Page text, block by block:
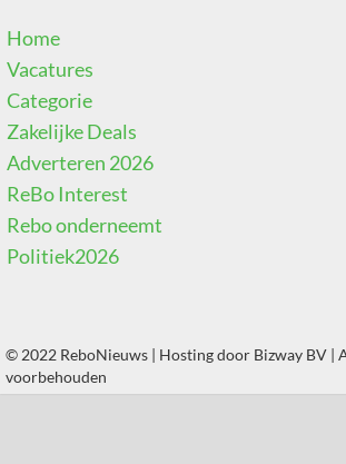
Home
Vacatures
Categorie
Zakelijke Deals
Adverteren 2026
ReBo Interest
Rebo onderneemt
Politiek2026
© 2022 ReboNieuws | Hosting door Bizway BV |
voorbehouden